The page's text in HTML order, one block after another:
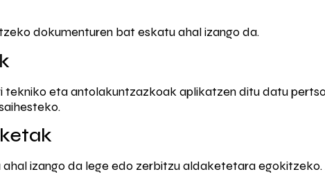
dokumenturen bat eskatu ahal izango da.
tekniko eta antolakuntzazkoak aplikatzen ditu datu
ahal izango da lege edo zerbitzu aldaketetara